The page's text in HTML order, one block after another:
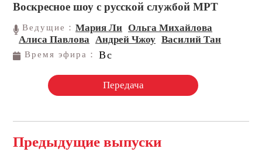
Воскресное шоу с русской службой МРТ
Ведущие：Мария Ли Ольга Михайлова
Алиса Павлова Андрей Чжоу Василий Тан
Время эфира： Вс
Передача
Предыдущие выпуски